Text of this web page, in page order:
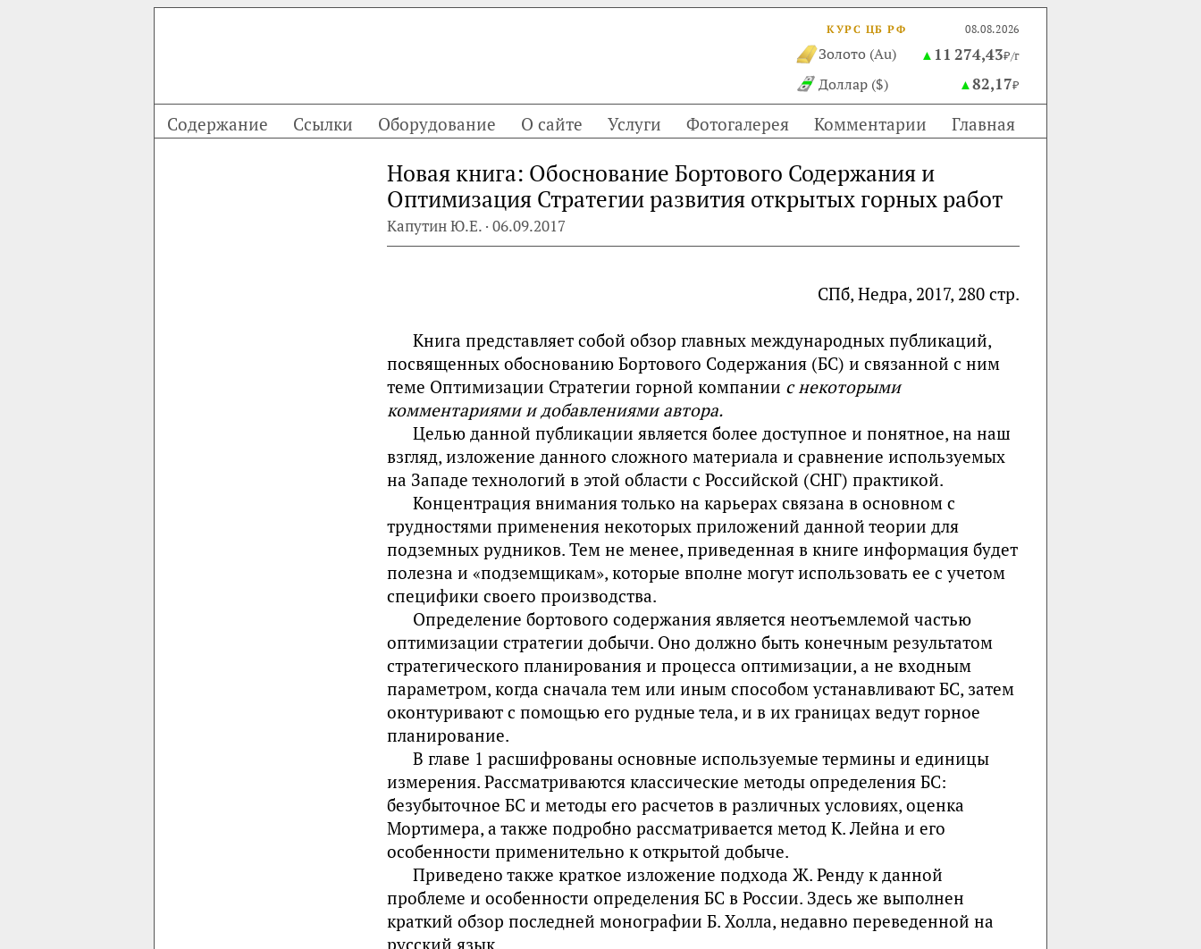
КУРС ЦБ РФ 08.08.2026
Золото (Au) ▲ 11 274,43₽/г
Доллар ($) ▲82,17₽
Содержание Ссылки Оборудование О сайте Услуги Фотогалерея Комментарии Главная
Новая книга: Обоснование Бортового Содержания и
Оптимизация Стратегии развития открытых горных работ
Капутин Ю.Е. · 06.09.2017
СПб, Недра, 2017, 280 стр.
Книга представляет собой обзор главных международных публикаций,
посвященных обоснованию Бортового Содержания (БС) и связанной с ним
теме Оптимизации Стратегии горной компании с некоторыми
комментариями и добавлениями автора.
Целью данной публикации является более доступное и понятное, на наш
взгляд, изложение данного сложного материала и сравнение используемых
на Западе технологий в этой области с Российской (СНГ) практикой.
Концентрация внимания только на карьерах связана в основном с
трудностями применения некоторых приложений данной теории для
подземных рудников. Тем не менее, приведенная в книге информация будет
полезна и «подземщикам», которые вполне могут использовать ее с учетом
специфики своего производства.
Определение бортового содержания является неотъемлемой частью
оптимизации стратегии добычи. Оно должно быть конечным результатом
стратегического планирования и процесса оптимизации, а не входным
параметром, когда сначала тем или иным способом устанавливают БС, затем
оконтуривают с помощью его рудные тела, и в их границах ведут горное
планирование.
В главе 1 расшифрованы основные используемые термины и единицы
измерения. Рассматриваются классические методы определения БС:
безубыточное БС и методы его расчетов в различных условиях, оценка
Мортимера, а также подробно рассматривается метод К. Лейна и его
особенности применительно к открытой добыче.
Приведено также краткое изложение подхода Ж. Ренду к данной
проблеме и особенности определения БС в России. Здесь же выполнен
краткий обзор последней монографии Б. Холла, недавно переведенной на
русский язык.